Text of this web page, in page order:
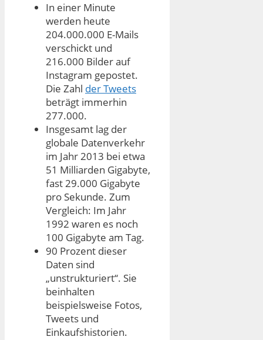
In einer Minute
werden heute
204.000.000 E-Mails
verschickt und
216.000 Bilder auf
Instagram gepostet.
Die Zahl der Tweets
beträgt immerhin
277.000.
Insgesamt lag der
globale Datenverkehr
im Jahr 2013 bei etwa
51 Milliarden Gigabyte,
fast 29.000 Gigabyte
pro Sekunde. Zum
Vergleich: Im Jahr
1992 waren es noch
100 Gigabyte am Tag.
90 Prozent dieser
Daten sind
„unstrukturiert“. Sie
beinhalten
beispielsweise Fotos,
Tweets und
Einkaufshistorien.